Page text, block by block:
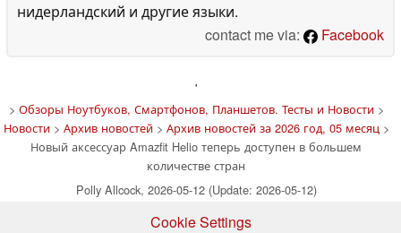
нидерландский и другие языки.
contact me via:
Facebook
'
> Обзоры Ноутбуков, Смартфонов, Планшетов. Тесты и Новости>
Новости> Архив новостей> Архив новостей за 2026 год, 05 месяц>
Новый аксессуар Amazfit Helio теперь доступен в большем
количестве стран
Polly Allcock, 2026-05-12 (Update: 2026-05-12)
Cookie Settings